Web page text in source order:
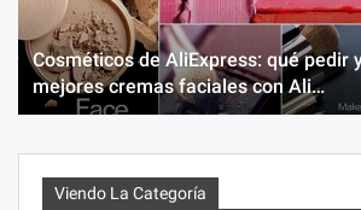
Cosméticos de AliExpress: qué pedir
mejores cremas faciales con Ali…
Viendo La Categoría